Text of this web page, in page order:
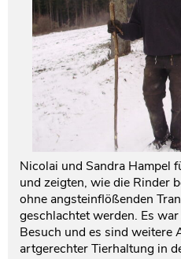
Nicolai und Sandra Hampel
und zeigten, wie die Rinder
ohne angsteinflößenden
geschlachtet werden. Es
Besuch und es sind weitere
artgerechter Tierhaltung in